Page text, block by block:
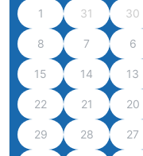
30
31
1
6
7
8
13
14
15
20
21
22
27
28
29